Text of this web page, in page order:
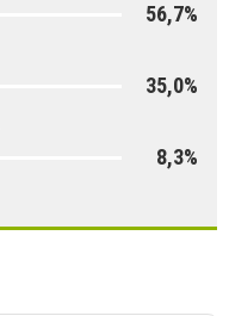
56,7%
35,0%
8,3%